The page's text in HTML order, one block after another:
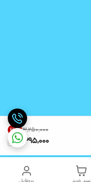
۳٬۲۵۰٬۰۰۰ 26%
2,395,000
پروفایل سبد خرید